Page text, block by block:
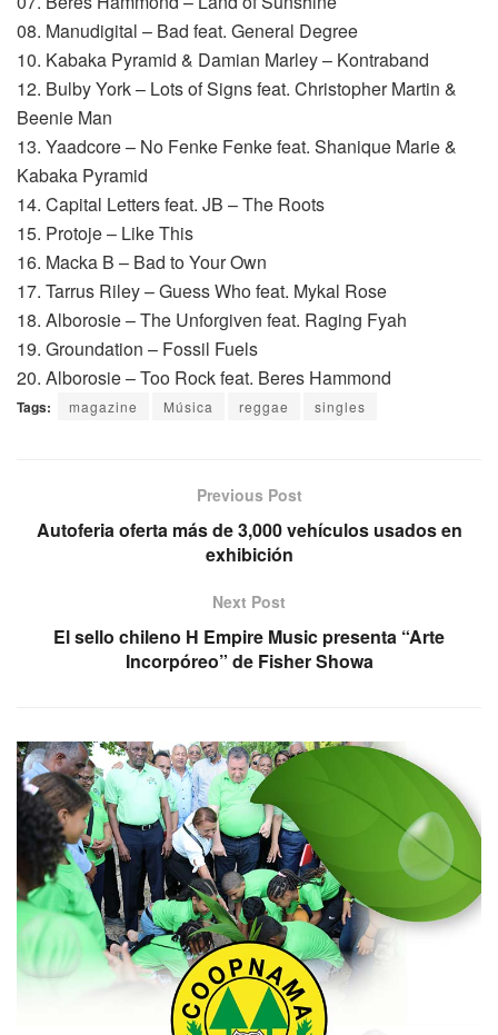
08. Manudigital – Bad feat. General Degree
10. Kabaka Pyramid & Damian Marley – Kontraband
12. Bulby York – Lots of Signs feat. Christopher Martin &
Beenie Man
13. Yaadcore – No Fenke Fenke feat. Shanique Marie &
Kabaka Pyramid
14. Capital Letters feat. JB – The Roots
15. Protoje – Like This
16. Macka B – Bad to Your Own
17. Tarrus Riley – Guess Who feat. Mykal Rose
18. Alborosie – The Unforgiven feat. Raging Fyah
19. Groundation – Fossil Fuels
20. Alborosie – Too Rock feat. Beres Hammond
Tags: magazine Música reggae singles
Previous Post
Autoferia oferta más de 3,000 vehículos usados en
exhibición
Next Post
El sello chileno H Empire Music presenta “Arte
Incorpóreo” de Fisher Showa